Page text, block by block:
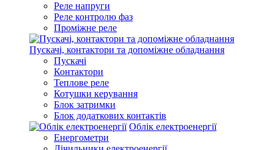
Реле напруги
Реле контролю фаз
Проміжне реле
Пускачі, контактори та допоміжне обладнання
Пускачі
Контактори
Теплове реле
Котушки керування
Блок затримки
Блок додаткових контактів
Облік електроенергії
Енергометри